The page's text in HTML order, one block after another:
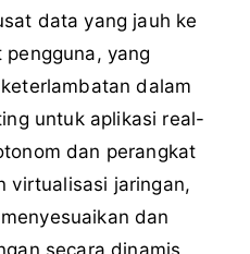
data yang jauh ke
yang
dalam
untuk aplikasi real-
dan perangkat
virtualisasi jaringan,
dan
secara dinamis